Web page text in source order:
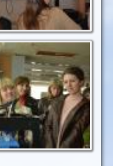
принтер у дії